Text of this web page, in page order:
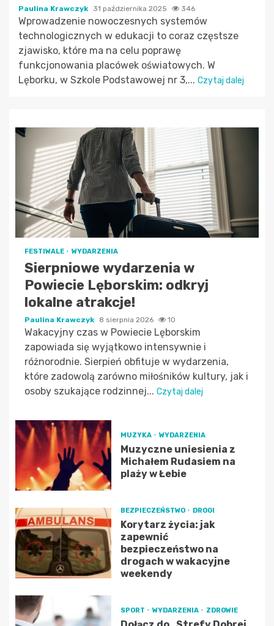
Paulina Krawczyk 31 października 2025 346
Wprowadzenie nowoczesnych systemów
technologicznych w edukacji to coraz częstsze
zjawisko, które ma na celu poprawę
funkcjonowania placówek oświatowych. W
Lęborku, w Szkole Podstawowej nr 3,... Czytaj dalej
FESTIWALE WYDARZENIA
Sierpniowe wydarzenia w
Powiecie Lęborskim: odkryj
lokalne atrakcje!
Paulina Krawczyk 8 sierpnia 2026 10
Wakacyjny czas w Powiecie Lęborskim
zapowiada się wyjątkowo intensywnie i
różnorodnie. Sierpień obfituje w wydarzenia,
które zadowolą zarówno miłośników kultury, jak i
osoby szukające rodzinnej... Czytaj dalej
MUZYKA WYDARZENIA
Muzyczne uniesienia z
Michałem Rudasiem na
plaży w Łebie
BEZPIECZEŃSTWO DROGI
Korytarz życia: jak
zapewnić
bezpieczeństwo na
drogach w wakacyjne
weekendy
SPORT WYDARZENIA ZDROWIE